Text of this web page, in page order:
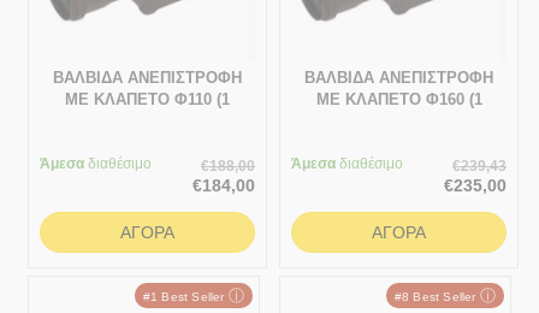
ΒΑΛΒΙΔΑ ΑΝΕΠΙΣΤΡΟΦΗ
ΜΕ ΚΛΑΠΕΤΟ Φ110 (1
Άμεσα διαθέσιμο €188,00
€184,00
ΑΓΟΡΆ
ΒΑΛΒΙΔΑ ΑΝΕΠΙΣΤΡΟΦΗ
ΜΕ ΚΛΑΠΕΤΟ Φ160 (1
Άμεσα διαθέσιμο €239,43
€235,00
ΑΓΟΡΆ
#1 Best Seller ⓘ #8 Best Seller ⓘ